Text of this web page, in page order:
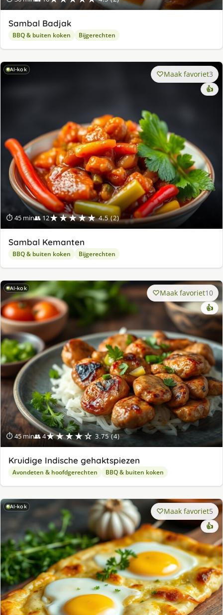
Sambal Badjak
BBQ & buiten koken Bijgerechten
AI-kok
⏱ 45 min👥 12★★★★★ 4.5 (2)
Maak favoriet3
👍
Sambal Kemanten
BBQ & buiten koken Bijgerechten
AI-kok
⏱ 45 min👥 4★★★★☆ 3.75 (4)
Maak favoriet10
👍
Kruidige Indische gehaktspiezen
Avondeten & hoofdgerechten BBQ & buiten koken
AI-kok Maak favoriet5
👍